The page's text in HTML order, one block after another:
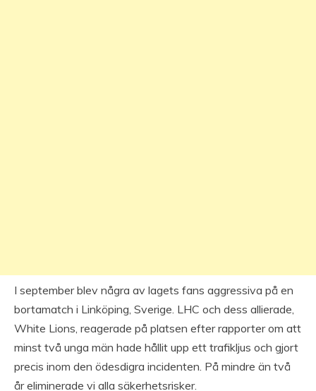
I september blev några av lagets fans aggressiva på en
bortamatch i Linköping, Sverige. LHC och dess allierade,
White Lions, reagerade på platsen efter rapporter om att
minst två unga män hade hållit upp ett trafikljus och gjort
precis inom den ödesdigra incidenten. På mindre än två
år eliminerade vi alla säkerhetsrisker.